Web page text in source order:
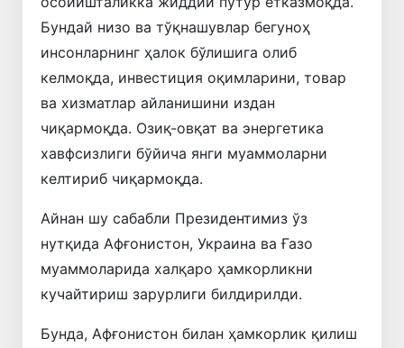
Бундай низо ва тўқнашувлар бегуноҳ
инсонларнинг ҳалок бўлишига олиб
келмоқда, инвестиция оқимларини, товар
ва хизматлар айланишини издан
чиқармоқда. Озиқ-овқат ва энергетика
хавфсизлиги бўйича янги муаммоларни
келтириб чиқармоқда.
Айнан шу сабабли Президентимиз ўз
нутқида Афғонистон, Украина ва Ғазо
муаммоларида халқаро ҳамкорликни
кучайтириш зарурлиги билдирилди.
Бунда, Афғонистон билан ҳамкорлик қилиш